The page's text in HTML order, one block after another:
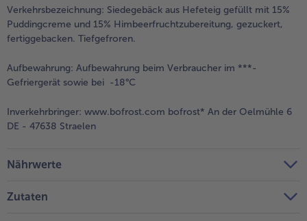
Verkehrsbezeichnung: Siedegebäck aus Hefeteig gefüllt mit 15%
Puddingcreme und 15% Himbeerfruchtzubereitung, gezuckert,
fertiggebacken. Tiefgefroren.
Aufbewahrung: Aufbewahrung beim Verbraucher im ***-
Gefriergerät sowie bei -18°C
Inverkehrbringer: www.bofrost.com bofrost* An der Oelmühle 6
DE - 47638 Straelen
Nährwerte
Zutaten